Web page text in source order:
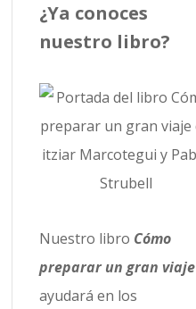
¿Ya conoces
nuestro libro?
Nuestro libro Cómo
preparar un gran viaje
ayudará en los